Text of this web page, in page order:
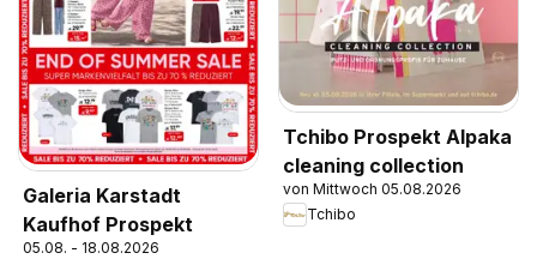
Galeria Karstadt
Kaufhof Prospekt
05.08. - 18.08.2026
Tchibo Prospekt Alpaka
cleaning collection
von Mittwoch 05.08.2026
Tchibo